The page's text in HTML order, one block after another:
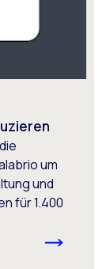
um
und
für 1.400